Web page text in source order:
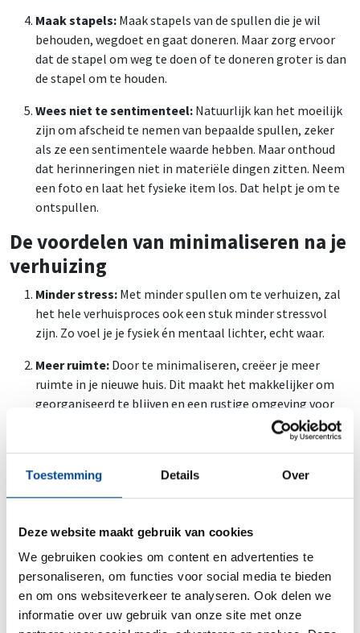
Toestemming Details Over
Deze website maakt gebruik van cookies
We gebruiken cookies om content en advertenties te
personaliseren, om functies voor social media te bieden
en om ons websiteverkeer te analyseren. Ook delen we
informatie over uw gebruik van onze site met onze
Maak stapels: Maak stapels van de spullen die je wil
behouden, wegdoet en gaat doneren. Maar zorg ervoor
dat de stapel om weg te doen of te doneren groter is dan
de stapel om te houden.
Wees niet te sentimenteel: Natuurlijk kan het moeilijk
zijn om afscheid te nemen van bepaalde spullen, zeker
als ze een sentimentele waarde hebben. Maar onthoud
dat herinneringen niet in materiële dingen zitten. Neem
een foto en laat het fysieke item los. Dat helpt je om te
ontspullen.
De voordelen van minimaliseren na je
verhuizing
Minder stress: Met minder spullen om te verhuizen, zal
het hele verhuisproces ook een stuk minder stressvol
zijn. Zo voel je je fysiek én mentaal lichter, echt waar.
Meer ruimte: Door te minimaliseren, creëer je meer
ruimte in je nieuwe huis. Dit maakt het makkelijker om
georganiseerd te blijven en een rustige omgeving voor
Geld besparen:Minder spullen betekent ook minder
kosten voor
en onderhoud. Een bijkomend
voordeel is dat je ook minder snel geneigd zal zijn om
portemonnee!
Vergelijk verhuisbedrijven